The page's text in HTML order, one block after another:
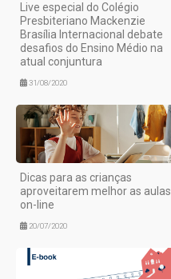
Live especial do Colégio
Presbiteriano Mackenzie
Brasília Internacional debate
desafios do Ensino Médio na
atual conjuntura
31/08/2020
Dicas para as crianças
aproveitarem melhor as aulas
on-line
20/07/2020